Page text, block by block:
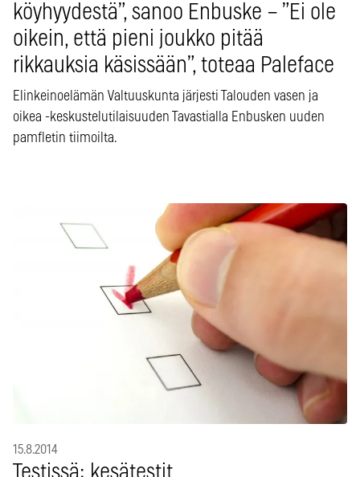
köyhyydestä”, sanoo Enbuske – ”Ei ole
oikein, että pieni joukko pitää
rikkauksia käsissään”, toteaa Paleface
Elinkeinoelämän Valtuuskunta järjesti Talouden vasen ja
oikea -keskustelutilaisuuden Tavastialla Enbusken uuden
pamfletin tiimoilta.
15.8.2014